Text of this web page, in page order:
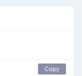
Copy